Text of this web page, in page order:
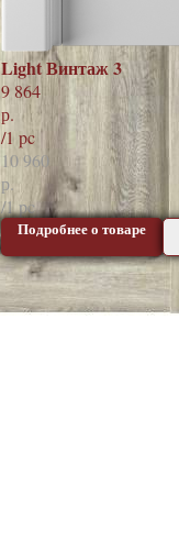
Light Винтаж 3
9 864
р.
/1 pc
10 960
р.
/1 pc
Подробнее о товаре